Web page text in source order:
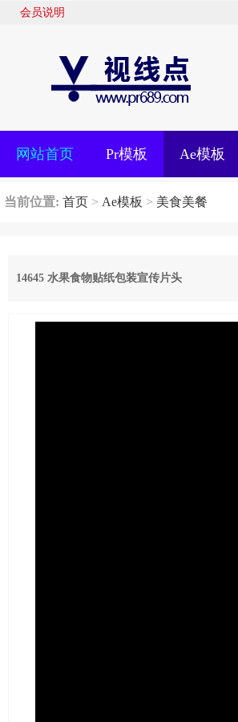
会员说明
网站首页 Pr模板 Ae模板
当前位置: 首页 > Ae模板 > 美食美餐
14645 水果食物贴纸包装宣传片头